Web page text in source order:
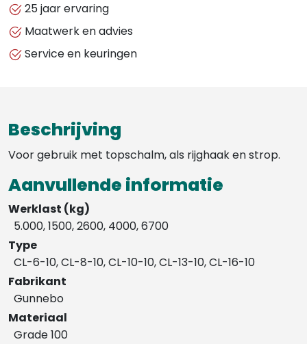
25 jaar ervaring
Maatwerk en advies
Service en keuringen
Beschrijving
Voor gebruik met topschalm, als rijghaak en strop.
Aanvullende informatie
Werklast (kg)
5.000, 1500, 2600, 4000, 6700
Type
CL-6-10, CL-8-10, CL-10-10, CL-13-10, CL-16-10
Fabrikant
Gunnebo
Materiaal
Grade 100